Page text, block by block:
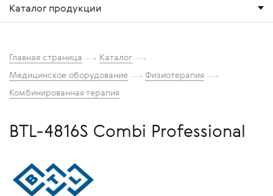
Каталог продукции
Главная страница
Каталог
Медицинское оборудование
Физиотерапия
Комбинированная терапия
BTL-4816S Combi Professional